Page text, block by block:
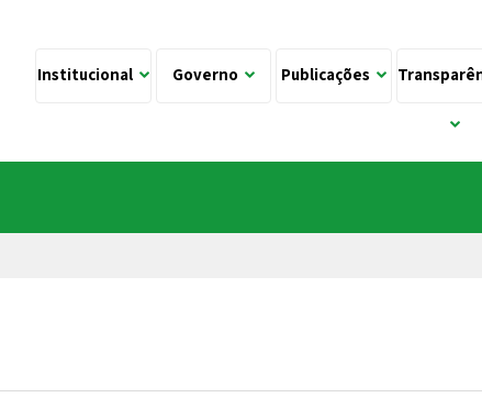
Institucional Governo Publicações